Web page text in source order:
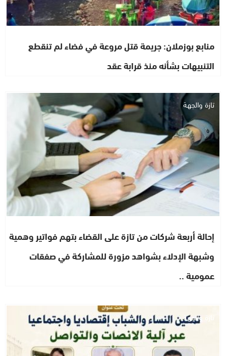
منابع بوزملان: جريمة قتل مروعة في فضاء لم تنقطع
التنبيهات بشأنه منذ قرابة عقد
تازة والجهة
إحالة أربعة شركات من تازة على القضاء بتهم فواتير وهمية
وشبهة الإدلاء بشواهد مزورة للمشاركة في صفقات
عمومية ..
تازة والجهة